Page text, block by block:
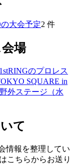
の大会予定2 件
場
のプロレス
SQUARE in
外ステージ（水
て
情報を整理してい
こちらからお送り